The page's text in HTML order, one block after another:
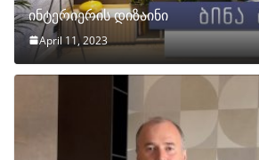
ინტერიერის დიზაინი
April 11, 2023